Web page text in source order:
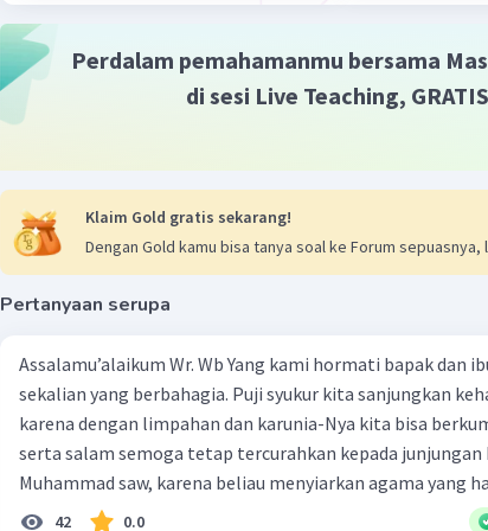
Iklan
Perdalam pemahamanmu bersama
di sesi Live Teaching,
Klaim Gold gratis sekarang!
Dengan Gold kamu bisa tanya soal ke Forum sepuasnya,
Pertanyaan serupa
Assalamu’alaikum Wr. Wb Yang kami hormati bapak dan
sekalian yang berbahagia. Puji syukur kita sanjungkan
karena dengan limpahan dan karunia-Nya kita bisa
serta salam semoga tetap tercurahkan kepada junjungan
Muhammad saw, karena beliau menyiarkan agama yang
agama yang diridai oleh Allah swt. Semoga kita sekalian
42 0.0